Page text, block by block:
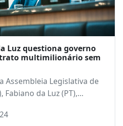
Luz questiona governo
multimilionário sem
Assembleia Legislativa de
Fabiano da Luz (PT),…